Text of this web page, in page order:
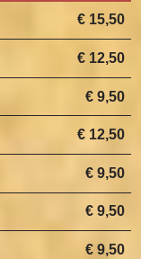
€ 15,50
€ 12,50
€ 9,50
€ 12,50
€ 9,50
€ 9,50
€ 9,50